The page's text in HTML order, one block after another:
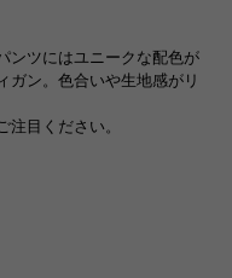
ンツにはユニークな配色が
ガン。色合いや生地感がリ
目ください。